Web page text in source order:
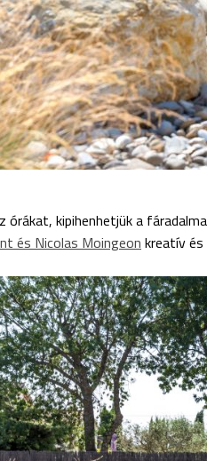
órákat, kipihenhetjük a
és Nicolas Moingeon kreatív